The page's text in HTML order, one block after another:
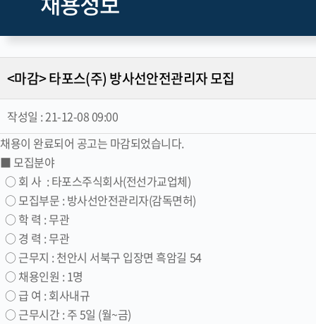
<마감> 타포스(주) 방사선안전관리자 모집
작성일 :21-12-08 09:00
채용이 완료되어 공고는 마감되었습니다.
■ 모집분야
○ 회 사 : 타포스주식회사(전선가교업체)
○ 모집부문 : 방사선안전관리자(감독면허)
○ 학 력 : 무관
○ 경 력 : 무관
○ 근무지 : 천안시 서북구 입장면 흑암길 54
○ 채용인원 : 1명
○ 급 여 : 회사내규
○ 근무시간 : 주 5일 (월~금)